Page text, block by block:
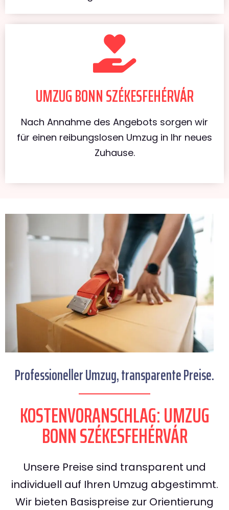
UMZUG BONN SZÉKESFEHÉRVÁR
Nach Annahme des Angebots sorgen wir
für einen reibungslosen Umzug in Ihr neues
Zuhause.
Professioneller Umzug, transparente Preise.
KOSTENVORANSCHLAG: UMZUG
BONN SZÉKESFEHÉRVÁR
Unsere Preise sind transparent und
individuell auf Ihren Umzug abgestimmt.
Wir bieten Basispreise zur Orientierung